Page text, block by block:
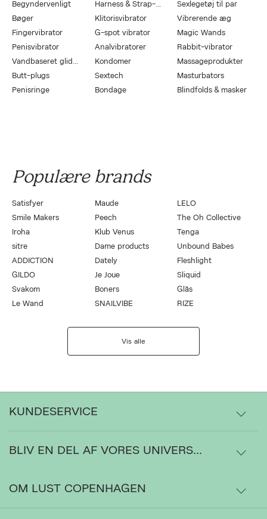
Begyndervenligt
Harness & Strap-On
Sexlegetøj til par
Bøger
Klitorisvibrator
Vibrerende æg
Fingervibrator
G-spot vibrator
Magic Wands
Penisvibrator
Analvibratorer
Rabbit-vibrator
Vandbaseret glidecreme
Kondomer
Massageprodukter
Butt-plugs
Sextech
Masturbators
Penisringe
Bondage Blindfolds & masker
Populære brands
Satisfyer Maude
LELO
Smile Makers
Peech
The Oh Collective
Iroha
Klub Venus
Tenga
sitre
Dame products
Unbound Babes
ADDICTION
Dately
Fleshlight
GILDO
Je Joue
Sliquid
Svakom
Boners
Gläs
Le Wand
SNAILVIBE RIZE
Vis alle
KUNDESERVICE
Levering
Ordrestatus
BLIV EN DEL AF VORES UNIVERS...
OM LUST COPENHAGEN